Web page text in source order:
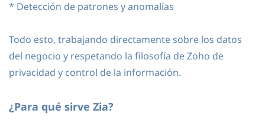
* Detección de patrones y anomalías
Todo esto, trabajando directamente sobre los datos
del negocio y respetando la filosofía de Zoho de
privacidad y control de la información.
¿Para qué sirve Zia?